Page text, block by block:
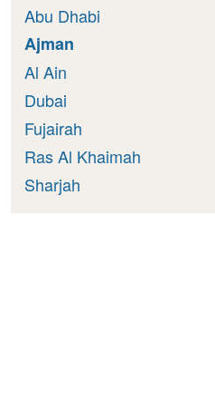
Abu Dhabi
Ajman
Al Ain
Dubai
Fujairah
Ras Al Khaimah
Sharjah